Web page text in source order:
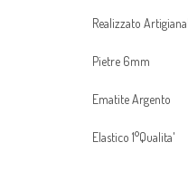
Realizzato
Pietre 6mm
Ematite Argento
Elastico 1°Qualita'